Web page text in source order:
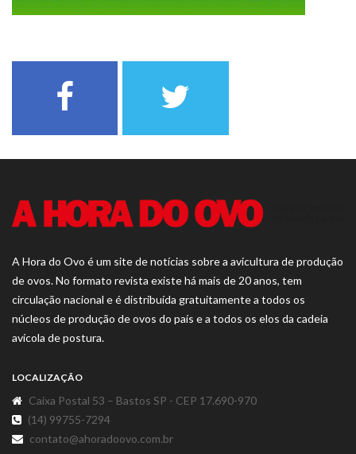
A Hora do Ovo é um site de notícias sobre a avicultura de produção
de ovos. No formato revista existe há mais de 20 anos, tem
circulação nacional e é distribuída gratuitamente a todos os
núcleos de produção de ovos do país e a todos os elos da cadeia
avícola de postura.
LOCALIZAÇÃO
Caixa Postal 53 – Bastos SP - CEP 17.690-970
(14) 99755-7294
contato@ahoradoovo.com.br